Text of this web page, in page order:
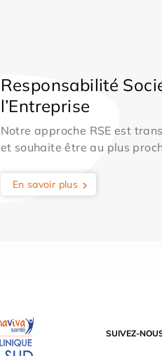
Responsabilité
l’Entreprise
Notre approche RSE est
et souhaite être au plus
En savoir plus
SUIVEZ-